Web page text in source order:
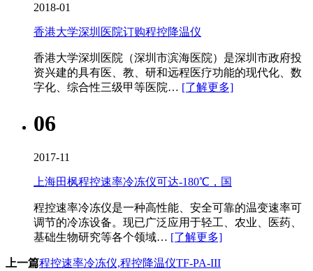
2018-01
香港大学深圳医院订购程控降温仪
香港大学深圳医院（深圳市滨海医院）是深圳市政府投
资兴建的具有医、教、研和远程医疗功能的现代化、数
字化、综合性三级甲等医院… [了解更多]
06
2017-11
上海田枫程控速率冷冻仪可达-180℃，国
程控速率冷冻仪​是一种高性能、安全可靠的温变速率可
调节的冷冻设备。现已广泛应用于轻工、农业、医药、
基础生物研究等各个领域… [了解更多]
上一篇程控速率冷冻仪,程控降温仪TF-PA-III